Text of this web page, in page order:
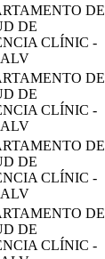
DE
DE
CLÍNIC -
DE
DE
CLÍNIC -
DE
DE
CLÍNIC -
DE
DE
CLÍNIC -